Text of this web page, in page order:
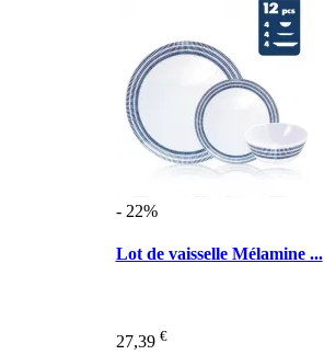
- 22%
Lot de vaisselle Mélamine ...
27,39 €